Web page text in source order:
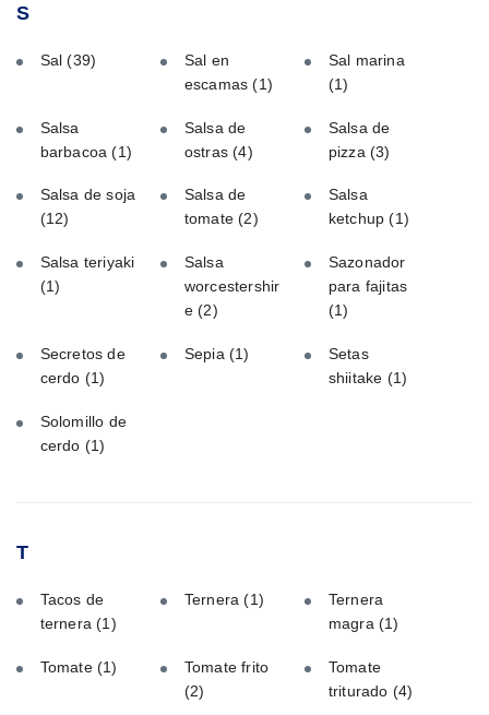
S
Sal(39)
Sal en
escamas(1)
Sal marina
(1)
Salsa
barbacoa(1)
Salsa de
ostras(4)
Salsa de
pizza(3)
Salsa de soja
(12)
Salsa de
tomate(2)
Salsa
ketchup(1)
Salsa teriyaki
(1)
Salsa
worcestershir
e(2)
Sazonador
para fajitas
(1)
Secretos de
cerdo (1)
Sepia (1)
Setas
shiitake (1)
Solomillo de
cerdo (1)
T
Tacos de
ternera(1)
Ternera(1)
Ternera
magra(1)
Tomate (1)
Tomate frito
(2)
Tomate
triturado (4)